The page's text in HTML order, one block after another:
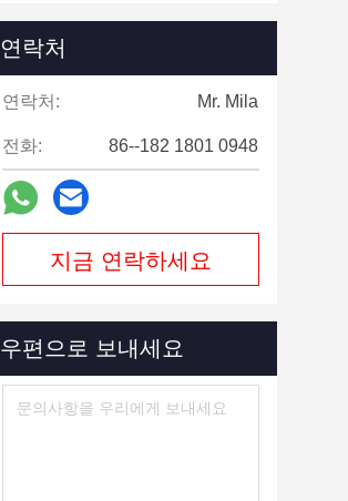
연락처
연락처: Mr. Mila
전화: 86--182 1801 0948
지금 연락하세요
우편으로 보내세요